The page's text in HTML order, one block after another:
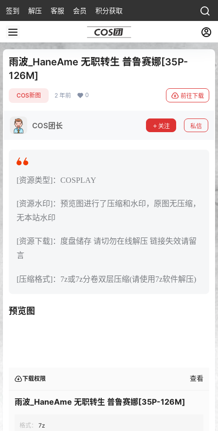
签到 解压 客服 会员 积分获取
雨波_HaneAme 无职转生 普鲁赛娜[35P-
126M]
COS新图 2 年前 0 前往下载
COS团长 关注 私信
[资源类型]：COSPLAY
[资源水印]：预览图进行了压缩和水印，原图无压缩，
无本站水印
[资源下载]：度盘储存 请切勿在线解压 链接失效请留
言
[压缩格式]：7z或7z分卷双层压缩(请使用7z软件解压)
预览图
下载权限 查看
雨波_HaneAme 无职转生 普鲁赛娜[35P-126M]
格式：
7z